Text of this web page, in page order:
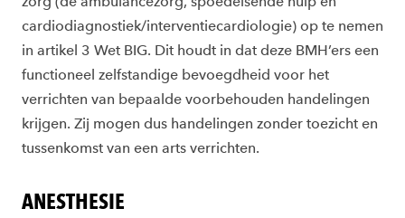
cardiodiagnostiek/interventiecardiologie) op te nemen
in artikel 3 Wet BIG. Dit houdt in dat deze BMH’ers een
functioneel zelfstandige bevoegdheid voor het
verrichten van bepaalde voorbehouden handelingen
krijgen. Zij mogen dus handelingen zonder toezicht en
tussenkomst van een arts verrichten.
ANESTHESIE